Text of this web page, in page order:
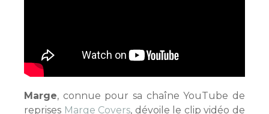
Marge, connue pour sa chaîne YouTube de
reprises Marge Covers, dévoile le clip vidéo de